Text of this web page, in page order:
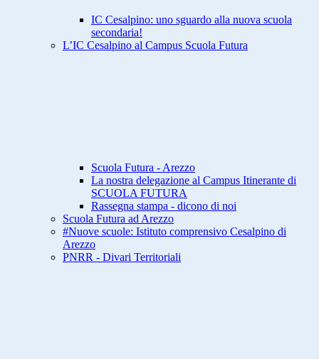
IC Cesalpino: uno sguardo alla nuova scuola
secondaria!
L’IC Cesalpino al Campus Scuola Futura
Scuola Futura - Arezzo
La nostra delegazione al Campus Itinerante di
SCUOLA FUTURA
Rassegna stampa - dicono di noi
Scuola Futura ad Arezzo
#Nuove scuole: Istituto comprensivo Cesalpino di
Arezzo
PNRR - Divari Territoriali